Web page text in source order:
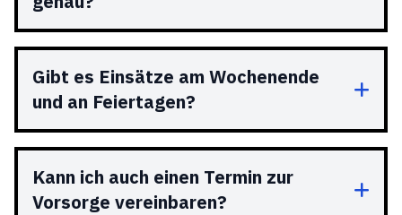
Gibt es Einsätze am Wochenende
und an Feiertagen?
Kann ich auch einen Termin zur
Vorsorge vereinbaren?